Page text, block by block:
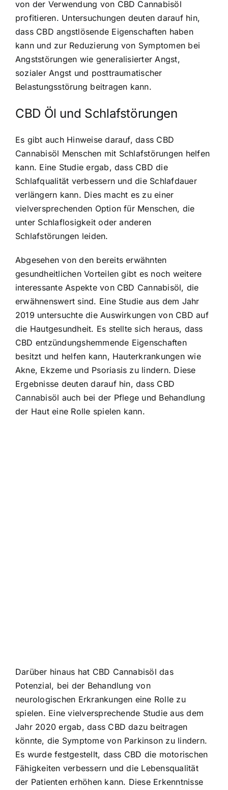
von der Verwendung von CBD Cannabisöl
profitieren. Untersuchungen deuten darauf hin,
dass CBD angstlösende Eigenschaften haben
kann und zur Reduzierung von Symptomen bei
Angststörungen wie generalisierter Angst,
sozialer Angst und posttraumatischer
Belastungsstörung beitragen kann.
CBD Öl und Schlafstörungen
Es gibt auch Hinweise darauf, dass CBD
Cannabisöl Menschen mit Schlafstörungen helfen
kann. Eine Studie ergab, dass CBD die
Schlafqualität verbessern und die Schlafdauer
verlängern kann. Dies macht es zu einer
vielversprechenden Option für Menschen, die
unter Schlaflosigkeit oder anderen
Schlafstörungen leiden.
Abgesehen von den bereits erwähnten
gesundheitlichen Vorteilen gibt es noch weitere
interessante Aspekte von CBD Cannabisöl, die
erwähnenswert sind. Eine Studie aus dem Jahr
2019 untersuchte die Auswirkungen von CBD auf
die Hautgesundheit. Es stellte sich heraus, dass
CBD entzündungshemmende Eigenschaften
besitzt und helfen kann, Hauterkrankungen wie
Akne, Ekzeme und Psoriasis zu lindern. Diese
Ergebnisse deuten darauf hin, dass CBD
Cannabisöl auch bei der Pflege und Behandlung
der Haut eine Rolle spielen kann.
Darüber hinaus hat CBD Cannabisöl das
Potenzial, bei der Behandlung von
neurologischen Erkrankungen eine Rolle zu
spielen. Eine vielversprechende Studie aus dem
Jahr 2020 ergab, dass CBD dazu beitragen
könnte, die Symptome von Parkinson zu lindern.
Es wurde festgestellt, dass CBD die motorischen
Fähigkeiten verbessern und die Lebensqualität
der Patienten erhöhen kann. Diese Erkenntnisse